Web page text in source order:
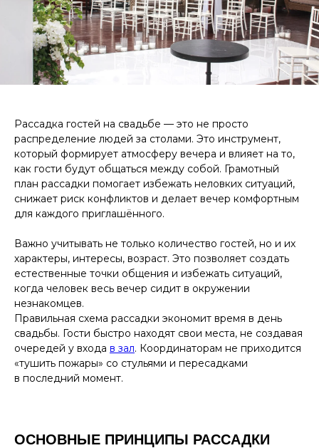
Рассадка гостей на свадьбе — это не просто
распределение людей за столами. Это инструмент,
который формирует атмосферу вечера и влияет на то,
как гости будут общаться между собой. Грамотный
план рассадки помогает избежать неловких ситуаций,
снижает риск конфликтов и делает вечер комфортным
для каждого приглашённого.
Важно учитывать не только количество гостей, но и их
характеры, интересы, возраст. Это позволяет создать
естественные точки общения и избежать ситуаций,
когда человек весь вечер сидит в окружении
незнакомцев.
Правильная схема рассадки экономит время в день
свадьбы. Гости быстро находят свои места, не создавая
очередей у входа в зал. Координаторам не приходится
«тушить пожары» со стульями и пересадками
в последний момент.
ОСНОВНЫЕ ПРИНЦИПЫ РАССАДКИ